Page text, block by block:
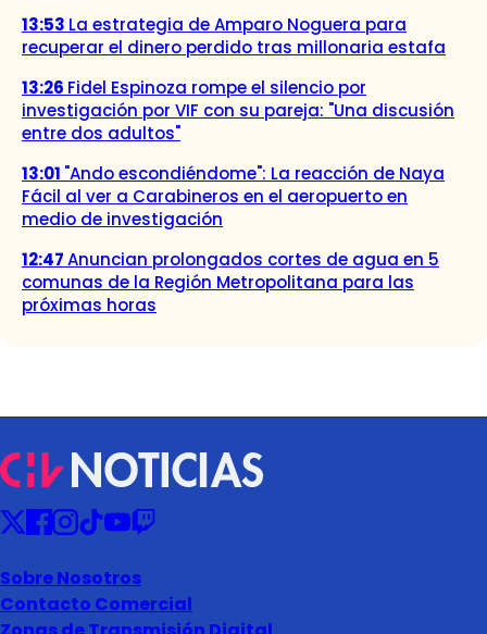
13:53 La estrategia de Amparo Noguera para
recuperar el dinero perdido tras millonaria estafa
13:26 Fidel Espinoza rompe el silencio por
investigación por VIF con su pareja: "Una discusión
entre dos adultos"
13:01 "Ando escondiéndome": La reacción de Naya
Fácil al ver a Carabineros en el aeropuerto en
medio de investigación
12:47Anuncian prolongados cortes de agua en 5
comunas de la Región Metropolitana para las
próximas horas
Sobre Nosotros
Contacto Comercial